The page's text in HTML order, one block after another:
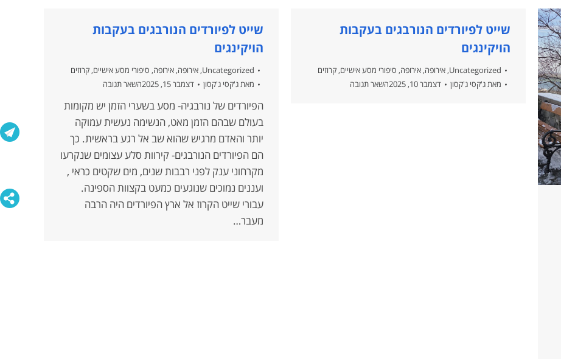
שייט לפיורדים הנורבגים בעקבות
הויקינגים
Uncategorized
, אירופה, אירופה, סיפורי מסע אישיים, קרוזים
מאתג'קסי ג'קסון דצמבר 15, 2025 השאר תגובה
הפיורדים של נורבגיה- מסע בשערי הזמן יש מקומות
בעולם שבהם הזמן מאט, הנשימה נעשית עמוקה
יותר והאדם מרגיש שהוא שב אל רגע בראשית. כך
הם הפיורדים הנורבגים- קירוות סלע עצומים שנקרעו
מקרחוני ענק לפני רבבות שנים, מים שקטים כראי ,
ועננים נמוכים שנוגעים כמעט בקצוות הספינה.
עבורי שייט הקרוז אל ארץ הפיורדים היה הרבה
מעבר…
שייט לפיורדים הנורבגים בעקבות
הויקינגים
Uncategorized
, אירופה, אירופה, סיפורי מסע אישיים, קרוזים
מאתג'קסי ג'קסון דצמבר 10, 2025 השאר תגובה